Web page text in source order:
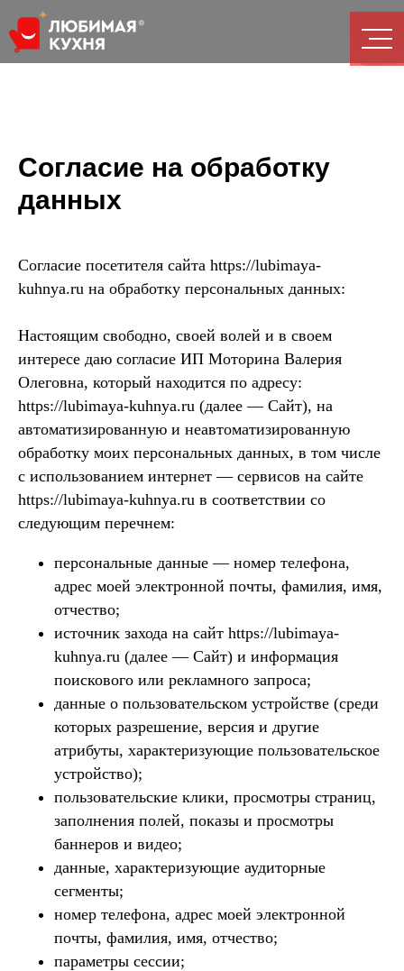
Согласие на обработку
данных
Согласие посетителя сайта https://lubimaya-
kuhnya.ru на обработку персональных данных:
Настоящим свободно, своей волей и в своем
интересе даю согласие ИП Моторина Валерия
Олеговна, который находится по адресу:
https://lubimaya-kuhnya.ru (далее — Сайт), на
автоматизированную и неавтоматизированную
обработку моих персональных данных, в том числе
с использованием интернет — сервисов на сайте
https://lubimaya-kuhnya.ru в соответствии со
следующим перечнем:
персональные данные — номер телефона,
адрес моей электронной почты, фамилия, имя,
отчество;
источник захода на сайт https://lubimaya-
kuhnya.ru (далее — Сайт) и информация
поискового или рекламного запроса;
данные о пользовательском устройстве (среди
которых разрешение, версия и другие
атрибуты, характеризующие пользовательское
устройство);
пользовательские клики, просмотры страниц,
заполнения полей, показы и просмотры
баннеров и видео;
данные, характеризующие аудиторные
сегменты;
номер телефона, адрес моей электронной
почты, фамилия, имя, отчество;
параметры сессии;